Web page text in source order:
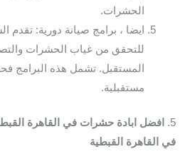
الحشرات.
ايضا ، برامج صيانة دورية: تقدم
للتحقق من غياب الحشرات
المستقبل. تشمل هذه البرامج
مستقبلية.
5.
افضل ابادة حشرات في القاهرة
في القاهرة القبطية